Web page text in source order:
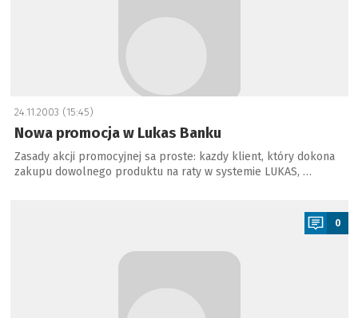
24.11.2003 (15:45)
Nowa promocja w Lukas Banku
Zasady akcji promocyjnej sa proste: kazdy klient, który dokona
zakupu dowolnego produktu na raty w systemie LUKAS, …
0